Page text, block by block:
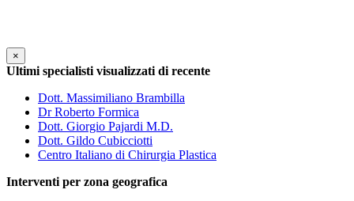
×
Ultimi specialisti visualizzati di recente
Dott. Massimiliano Brambilla
Dr Roberto Formica
Dott. Giorgio Pajardi M.D.
Dott. Gildo Cubicciotti
Centro Italiano di Chirurgia Plastica
Interventi per zona geografica